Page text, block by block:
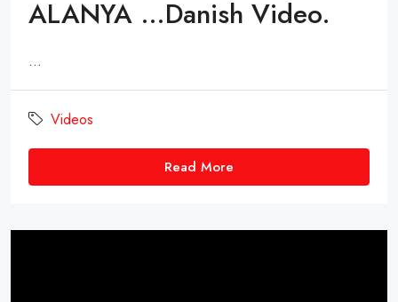
ALANYA …Danish Video.
...
Videos
Read More